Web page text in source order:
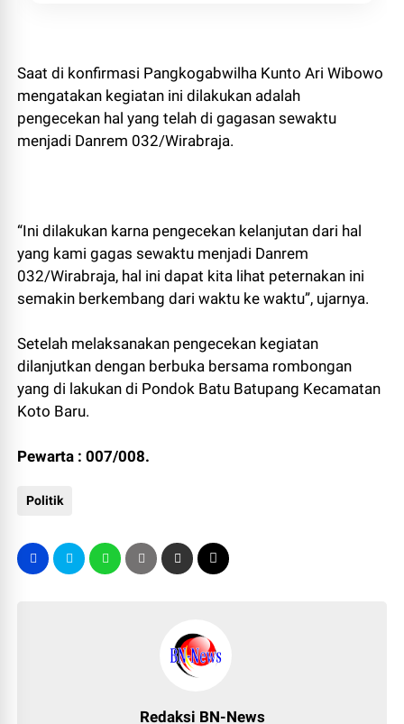
Saat di konfirmasi Pangkogabwilha Kunto Ari Wibowo
mengatakan kegiatan ini dilakukan adalah
pengecekan hal yang telah di gagasan sewaktu
menjadi Danrem 032/Wirabraja.
“Ini dilakukan karna pengecekan kelanjutan dari hal
yang kami gagas sewaktu menjadi Danrem
032/Wirabraja, hal ini dapat kita lihat peternakan ini
semakin berkembang dari waktu ke waktu”, ujarnya.
Setelah melaksanakan pengecekan kegiatan
dilanjutkan dengan berbuka bersama rombongan
yang di lakukan di Pondok Batu Batupang Kecamatan
Koto Baru.
Pewarta : 007/008.
Politik
Redaksi BN-News